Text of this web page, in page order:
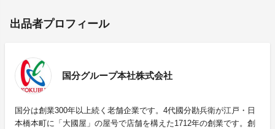
出品者プロフィール
国分グループ本社株式会社
国分は創業300年以上続く老舗企業です。4代國分勘兵衛が江戸・日
本橋本町に「大國屋」の屋号で店舗を構えた1712年の創業です。創